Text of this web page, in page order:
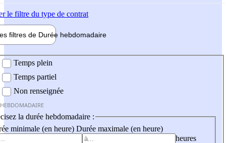
le filtre du type de contrat
filtres de Durée hebdomadaire
Temps plein
Temps partiel
Non renseignée
la durée hebdomadaire :
minimale (en heure) Durée maximale (en heure)
heures